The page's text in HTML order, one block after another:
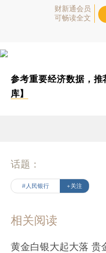
财新通会员
可畅读全文
参考重要经济数据，推
库】
话题：
#人民银行 +关注
相关阅读
黄金白银大起大落 贵